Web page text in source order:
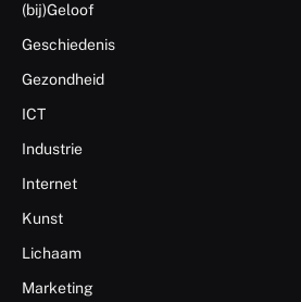
(bij)Geloof
Geschiedenis
Gezondheid
ICT
Industrie
Internet
Kunst
Lichaam
Marketing